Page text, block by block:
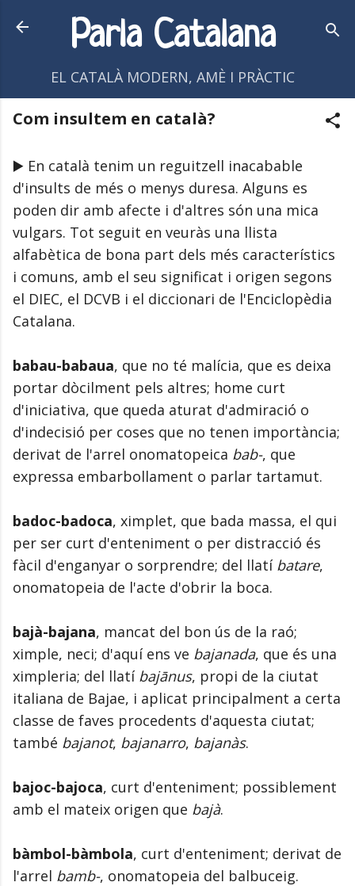
Salta al contingut principal
Parla Catalana
EL CATALÀ MODERN, AMÈ I PRÀCTIC
Com insultem en català?
▶️ En català tenim un reguitzell inacabable
d'insults de més o menys duresa. Alguns es
poden dir amb afecte i d'altres són una mica
vulgars. Tot seguit en veuràs una llista
alfabètica de bona part dels més característics
i comuns, amb el seu significat i origen segons
el DIEC, el DCVB i el diccionari de l'Enciclopèdia
Catalana.
babau-babaua, que no té malícia, que es deixa
portar dòcilment pels altres; home curt
d'iniciativa, que queda aturat d'admiració o
d'indecisió per coses que no tenen importància;
derivat de l'arrel onomatopeica bab-, que
expressa embarbollament o parlar tartamut.
badoc-badoca, ximplet, que bada massa, el qui
per ser curt d'enteniment o per distracció és
fàcil d'enganyar o sorprendre; del llatí batare,
onomatopeia de l'acte d'obrir la boca.
bajà-bajana, mancat del bon ús de la raó;
ximple, neci; d'aquí ens ve bajanada, que és una
ximpleria; del llatí bajānus, propi de la ciutat
italiana de Bajae, i aplicat principalment a certa
classe de faves procedents d'aquesta ciutat;
també bajanot, bajanarro, bajanàs.
bajoc-bajoca, curt d'enteniment; possiblement
amb el mateix origen que bajà.
bàmbol-bàmbola, curt d'enteniment; derivat de
l'arrel bamb-, onomatopeia del balbuceig.